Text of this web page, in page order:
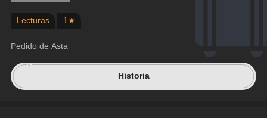
Lecturas 1★
Pedido de Asta
Historia